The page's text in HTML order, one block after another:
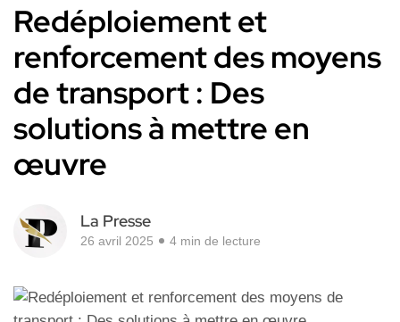
Redéploiement et
renforcement des moyens
de transport : Des
solutions à mettre en
œuvre
La Presse
26 avril 2025 4 min de lecture